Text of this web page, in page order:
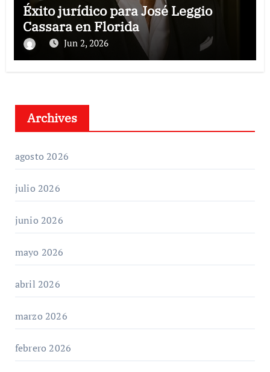
Éxito jurídico para José Leggio
Cassara en Florida
Jun 2, 2026
Archives
agosto 2026
julio 2026
junio 2026
mayo 2026
abril 2026
marzo 2026
febrero 2026